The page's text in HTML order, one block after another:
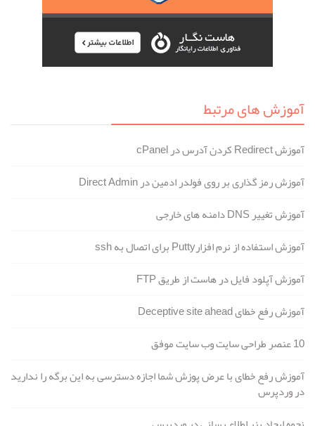
آموزش های مرتبط
آموزش Redirect کردن آدرس در cPanel
آموزش رمز گذاری بر روی فولدر ادمین در Direct Admin
آموزش تغییر DNS دامنه های خارجی
آموزش استفاده از نرم افزارPutty برای اتصال به ssh
آموزش آپلود فایل‌ در هاست از طریق FTP
آموزش رفع خطای Deceptive site ahead
10 عنصر طراحی سایت وب سایت موفق
آموزش رفع خطای با عرض پوزش شما اجازه دسترسی به این برگه را ندارید
در وردپرس